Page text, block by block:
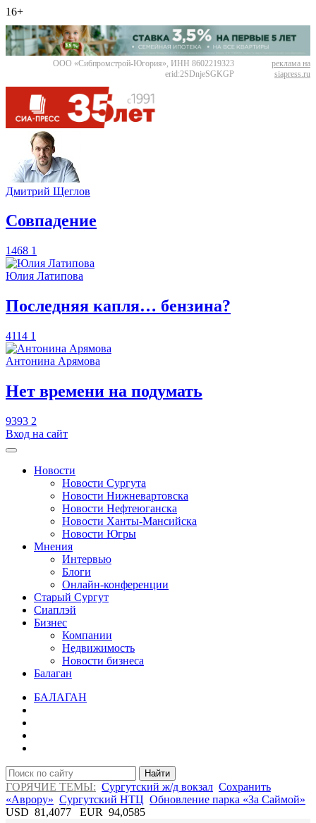
16+
ООО «Сибпромстрой-Югория», ИНН 8602219323
erid:2SDnjeSGKGP
реклама на
siapress.ru
Дмитрий Щеглов
​Совпадение
1468 1
Юлия Латипова
​Последняя капля… бензина?
4114 1
Антонина Арямова
​Нет времени на подумать
9393 2
Вход на сайт
Новости
Новости Сургута
Новости Нижневартовска
Новости Нефтеюганска
Новости Ханты-Мансийска
Новости Югры
Мнения
Интервью
Блоги
Онлайн-конференции
Старый Сургут
Сиаплэй
Бизнес
Компании
Недвижимость
Новости бизнеса
Балаган
БАЛАГАН
Найти
ГОРЯЧИЕ ТЕМЫ: Сургутский ж/д вокзал Сохранить
«Аврору» Сургутский НТЦ Обновление парка «За Саймой»
USD 81,4077 EUR 94,0585